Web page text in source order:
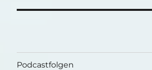
Podcastfolgen